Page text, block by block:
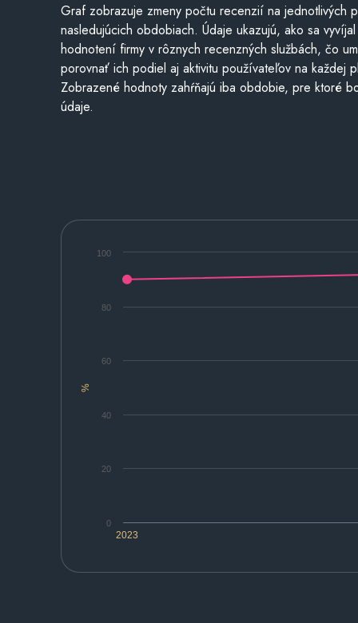
Graf zobrazuje zmeny počtu recenzií na jednotlivých
nasledujúcich obdobiach. Údaje ukazujú, ako sa
hodnotení firmy v rôznych recenzných službách, čo
porovnať ich podiel aj aktivitu používateľov na každej
Zobrazené hodnoty zahŕňajú iba obdobie, pre ktoré
údaje.
%
2023
0
20
40
60
80
100